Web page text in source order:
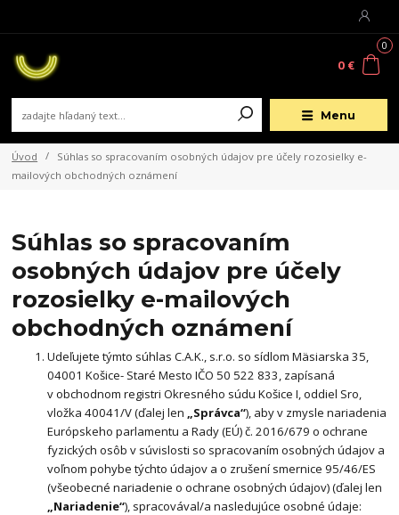
Menu
0
0 €
Úvod
Súhlas so spracovaním osobných údajov pre účely rozosielky e-
mailových obchodných oznámení
Súhlas so spracovaním
osobných údajov pre účely
rozosielky e-mailových
obchodných oznámení
Udeľujete týmto súhlas C.A.K., s.r.o. so sídlom Mäsiarska 35,
04001 Košice- Staré Mesto IČO 50 522 833, zapísaná
v obchodnom registri Okresného súdu Košice I, oddiel Sro,
vložka 40041/V (ďalej len „Správca“), aby v zmysle nariadenia
Európskeho parlamentu a Rady (EÚ) č. 2016/679 o ochrane
fyzických osôb v súvislosti so spracovaním osobných údajov a
voľnom pohybe týchto údajov a o zrušení smernice 95/46/ES
(všeobecné nariadenie o ochrane osobných údajov) (ďalej len
„Nariadenie“), spracovával/a nasledujúce osobné údaje: